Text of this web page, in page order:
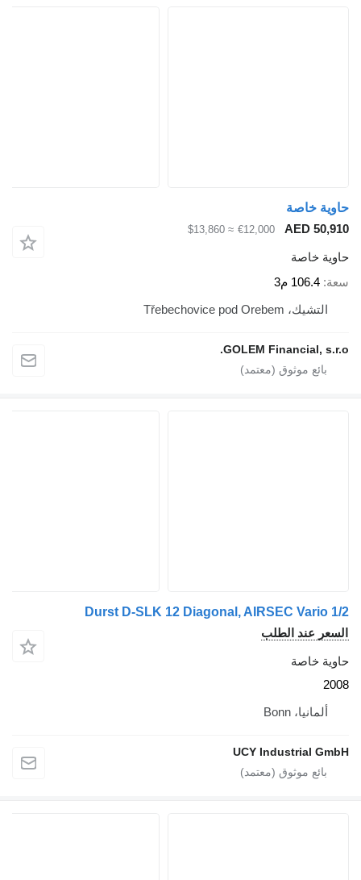
حاوية خاصة
AED 50,910
€12,000
≈ $13,860
حاوية خاصة
سعة 106.4 م3
التشيك، Třebechovice pod Orebem
GOLEM Financial, s.r.o.
Durst D-SLK 12 Diagonal, AIRSEC Vario 1/2
السعر عند الطلب
حاوية خاصة
2008
ألمانيا، Bonn
UCY Industrial GmbH